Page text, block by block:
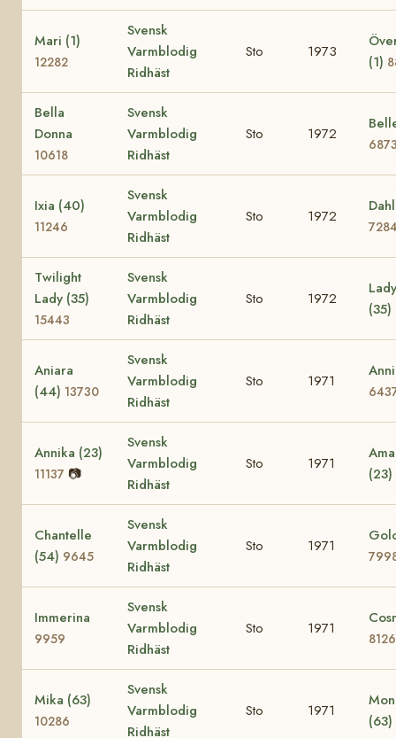
Mari (1)
12282
Svensk
Varmblodig
Ridhäst
Sto 1973
(1)
Bella
Donna
10618
Svensk
Varmblodig
Ridhäst
Sto 1972
Ixia (40)
11246
Svensk
Varmblodig
Ridhäst
Sto 1972
Twilight
Lady (35)
15443
Svensk
Varmblodig
Ridhäst
Sto 1972
(35)
Aniara
(44) 13730
Svensk
Varmblodig
Ridhäst
Sto 1971
Annika (23)
11137 📷
Svensk
Varmblodig
Ridhäst
Sto 1971
(23)
Chantelle
(54) 9645
Svensk
Varmblodig
Ridhäst
Sto 1971
Immerina
9959
Svensk
Varmblodig
Ridhäst
Sto 1971
8126
Mika (63)
10286
Svensk
Varmblodig
Ridhäst
Sto 1971
(63)